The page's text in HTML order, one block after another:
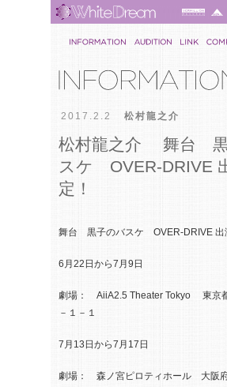
2017.2.2 松村龍之介
松村龍之介 舞台
スケ OVER-DRIVE
定！
舞台 黒子のバスケ OVER-DRIVE 出
6月22日から7月9日
劇場： AiiA2.5 Theater Tokyo 東京
－１－１
7月13日から7月17日
劇場： 森ノ宮ピロティホール 大阪